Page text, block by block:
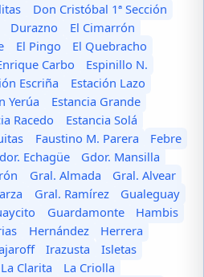
Don Cristóbal 1ª Sección
Durazno
El Cimarrón
El Pingo
El Quebracho
Carbo
Espinillo N.
Escriña
Estación Lazo
Yerúa
Estancia Grande
Racedo
Estancia Solá
Faustino M. Parera
Febre
Echagüe
Gdor. Mansilla
Gral. Almada
Gral. Alvear
Gral. Ramírez
Gualeguay
Guardamonte
Hambis
Hernández
Herrera
Irazusta
Isletas
La Clarita
La Criolla